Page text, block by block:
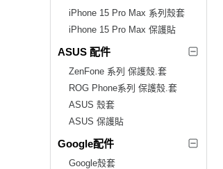
iPhone 15 Pro Max 系列殼套
iPhone 15 Pro Max 保護貼
ASUS 配件
ZenFone 系列 保護殼.套
ROG Phone系列 保護殼.套
ASUS 殼套
ASUS 保護貼
Google配件
Google殼套